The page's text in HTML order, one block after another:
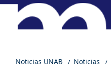
Noticias UNAB Noticias